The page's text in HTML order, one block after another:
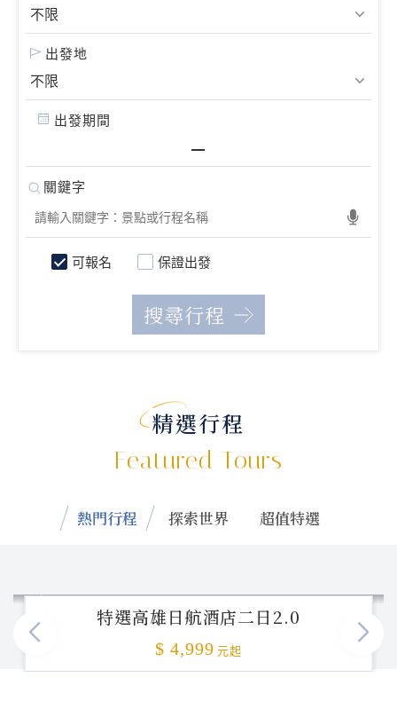
出發地
出發期間
可報名 保證出發
精選行程
Featured Tours
熱門行程 探索世界 超值特選
加碼贈送